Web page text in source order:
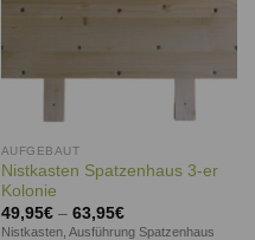
AUFGEBAUT
Nistkasten Spatzenhaus 3-er
Kolonie
49,95€– 63,95€
Nistkasten, Ausführung Spatzenhaus